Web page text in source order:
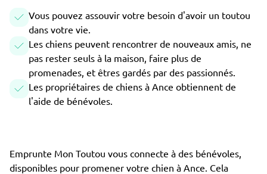
Vous pouvez assouvir votre besoin d'avoir un toutou
dans votre vie.
Les chiens peuvent rencontrer de nouveaux amis, ne
pas rester seuls à la maison, faire plus de
promenades, et êtres gardés par des passionnés.
Les propriétaires de chiens à Ance obtiennent de
l'aide de bénévoles.
Emprunte Mon Toutou vous connecte à des bénévoles,
disponibles pour promener votre chien à Ance. Cela